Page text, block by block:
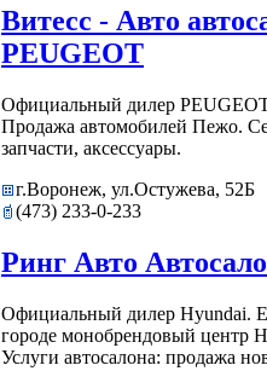
Витесс - Авто
PEUGEOT
Официальный дилер
Продажа автомобилей Пежо.
запчасти, аксессуары.
г.Воронеж, ул.Остужева, 52Б
(473) 233-0-233
Ринг Авто
Официальный дилер Hyundai.
городе монобрендовый центр
Услуги автосалона: продажа